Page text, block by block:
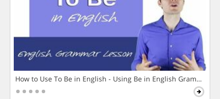
How to Use To Be in English - Using Be in English Grammar